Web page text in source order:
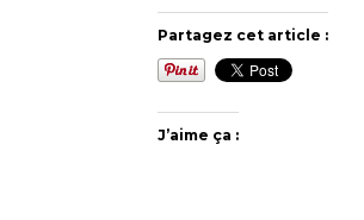
Partagez cet article :
J’aime ça :